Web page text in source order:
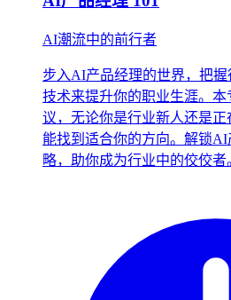
AI潮流中的前行者
步入AI产品经理的世界，把
技术来提升你的职业生涯。
议，无论你是行业新人还是
能找到适合你的方向。解锁
略，助你成为行业中的佼佼者